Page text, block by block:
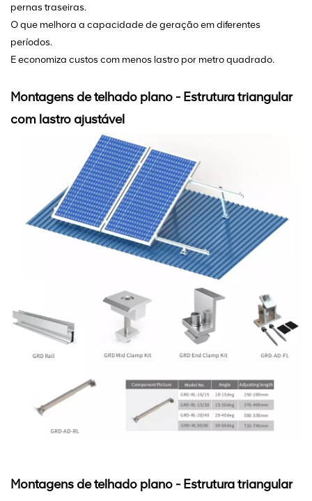
pernas traseiras.
O que melhora a capacidade de geração em diferentes
períodos.
E economiza custos com menos lastro por metro quadrado.
Montagens de telhado plano - Estrutura triangular
com lastro ajustável
Montagens de telhado plano - Estrutura triangular